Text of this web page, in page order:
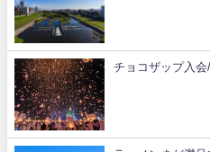
チョコザップ入